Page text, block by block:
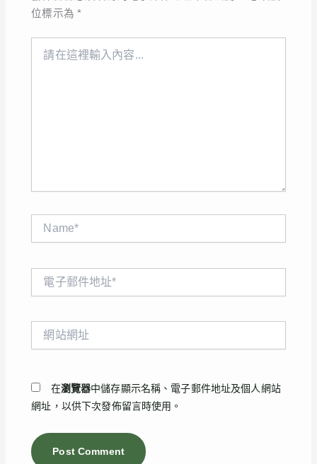
位標示為*
Name*
在瀏覽器中儲存顯示名稱、電子郵件地址及個人網站
網址，以供下次發佈留言時使用。